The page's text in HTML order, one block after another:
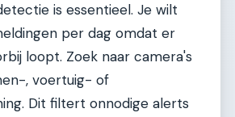
is essentieel. Je wilt
per dag omdat er
loopt. Zoek naar camera's
, voertuig- of
Dit filtert onnodige alerts